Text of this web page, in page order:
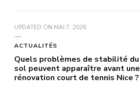
UPDATED ON MAI 7, 2026
ACTUALITÉS
Quels problèmes de stabilité du
sol peuvent apparaître avant une
rénovation court de tennis Nice ?